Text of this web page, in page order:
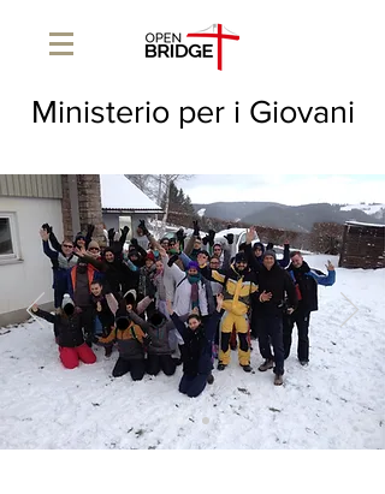
Ministerio per i Giovani